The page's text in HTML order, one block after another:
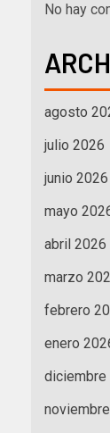
No hay
agosto
julio 2026
junio 2026
mayo
abril 2026
marzo
febrero
enero
diciembre